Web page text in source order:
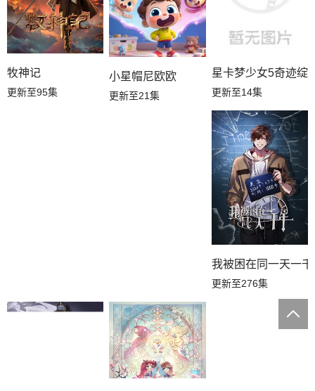
牧神记
更新至95集
小星帽尼欧欧
更新至21集
星卡梦少女5奇迹绽
更新至14集
我被困在同一天一
更新至276集